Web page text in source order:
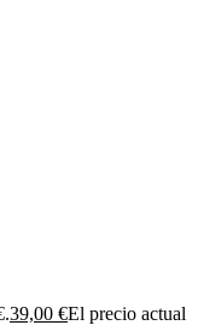
39,00 €El precio actual